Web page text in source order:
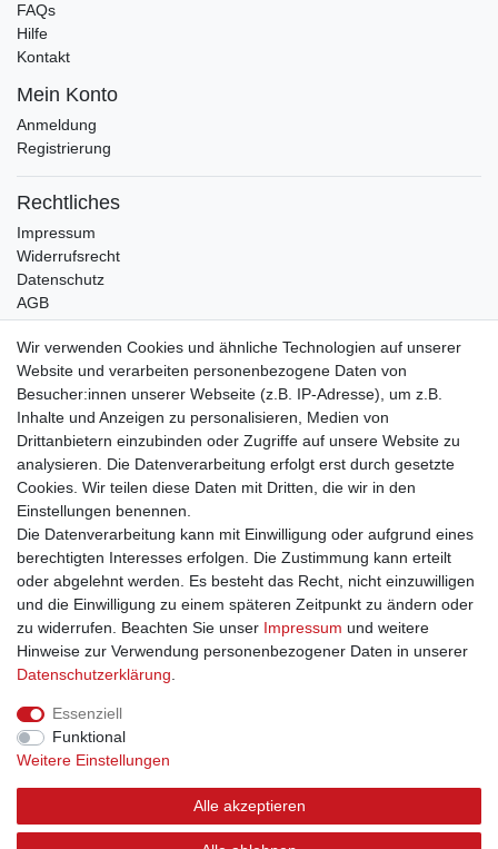
FAQs
Hilfe
Kontakt
Mein Konto
Anmeldung
Registrierung
Rechtliches
Impressum
Widerrufsrecht
Datenschutz
AGB
Bleibt auf dem Laufenden ...
Newsletter
Honig
Hiermit bestätige ich, dass ich dieDaten­schutz­erklärunggelesen habe. Meine
Einwilligung kann ich jederzeit widerrufen.**
Impressum Daten­schutz­erklärung AGB
Widerrufs­recht
Wir verwenden Cookies und ähnliche Technologien auf unserer
Website und verarbeiten personenbezogene Daten von
Besucher:innen unserer Webseite (z.B. IP-Adresse), um z.B.
Inhalte und Anzeigen zu personalisieren, Medien von
Drittanbietern einzubinden oder Zugriffe auf unsere Website zu
analysieren. Die Datenverarbeitung erfolgt erst durch gesetzte
Cookies. Wir teilen diese Daten mit Dritten, die wir in den
Einstellungen benennen.
Die Datenverarbeitung kann mit Einwilligung oder aufgrund eines
berechtigten Interesses erfolgen. Die Zustimmung kann erteilt
oder abgelehnt werden. Es besteht das Recht, nicht einzuwilligen
und die Einwilligung zu einem späteren Zeitpunkt zu ändern oder
zu widerrufen. Beachten Sie unser Impressum und weitere
Hinweise zur Verwendung personenbezogener Daten in unserer
Daten­schutz­erklärung
Essenziell
Funktional
Weitere Einstellungen
Alle akzeptieren